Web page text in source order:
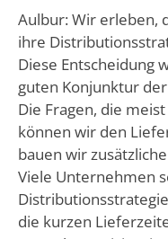
Aulbur: Wir erleben,
ihre
Diese Entscheidung
guten Konjunktur
Die Fragen, die
können wir den
bauen wir
Viele Unternehmen
die kurzen